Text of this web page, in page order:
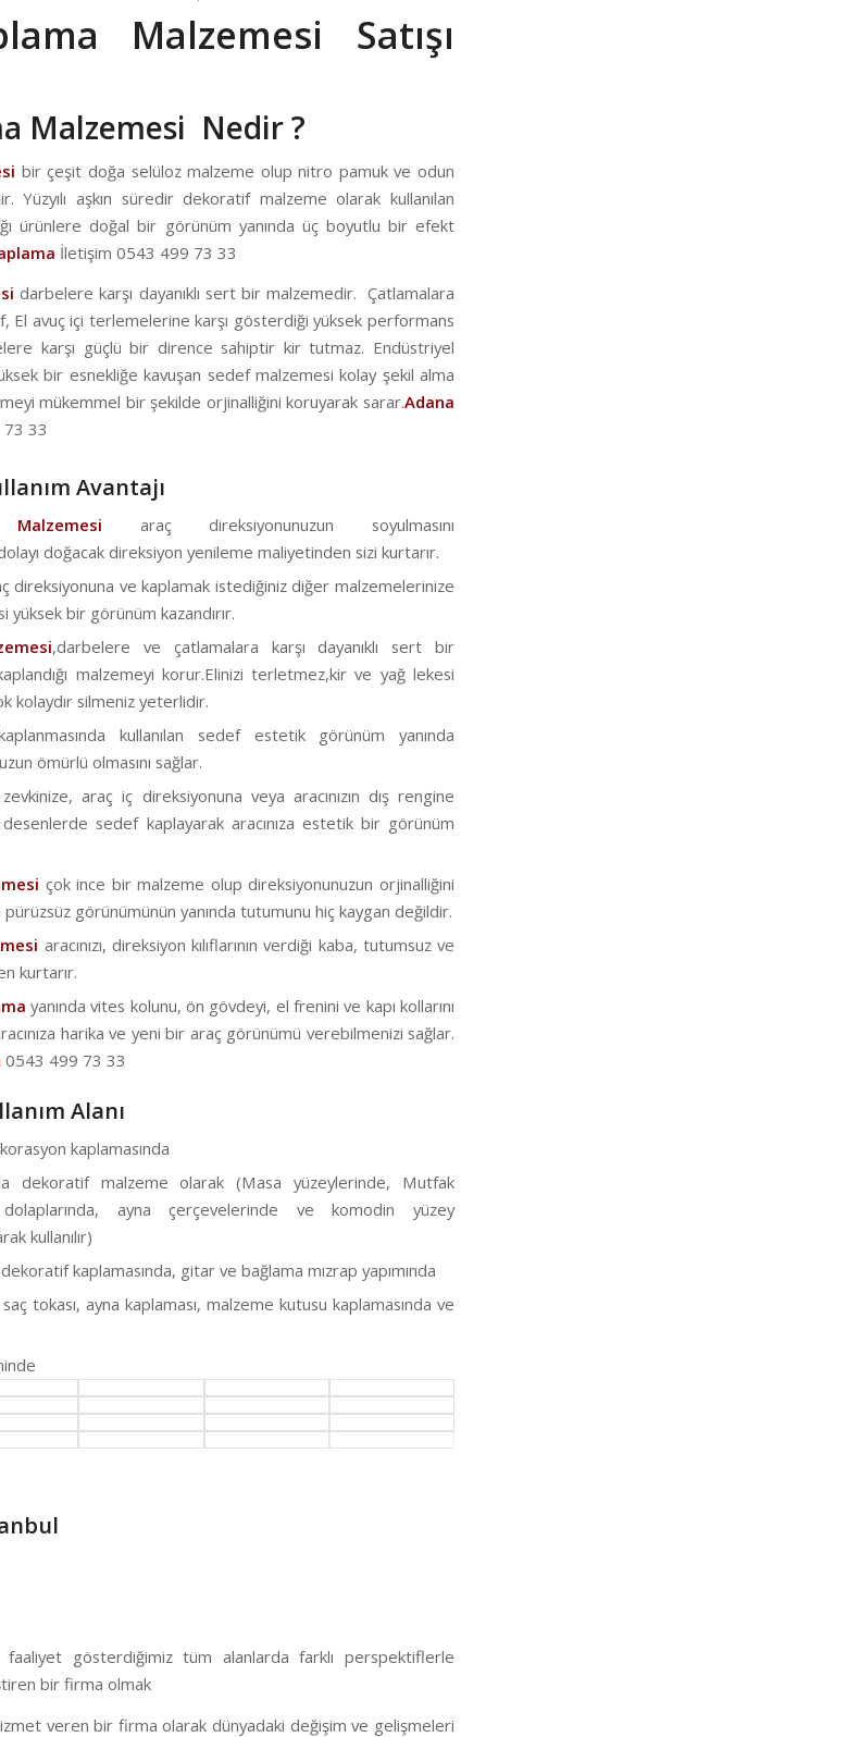
Malzemesi Satışı
Malzemesi Nedir ?
bir çeşit doğa selüloz malzeme olup nitro pamuk ve odun
Yüzyılı aşkın süredir dekoratif malzeme olarak kullanılan
ürünlere doğal bir görünüm yanında üç boyutlu bir efekt
İletişim 0543 499 73 33
darbelere karşı dayanıklı sert bir malzemedir. Çatlamalara
El avuç içi terlemelerine karşı gösterdiği yüksek performans
karşı güçlü bir dirence sahiptir kir tutmaz. Endüstriyel
bir esnekliğe kavuşan sedef malzemesi kolay şekil alma
mükemmel bir şekilde orjinalliğini koruyarak sarar.Adana
33
Avantajı
araç direksiyonunuzun soyulmasını
doğacak direksiyon yenileme maliyetinden sizi kurtarır.
direksiyonuna ve kaplamak istediğiniz diğer malzemelerinize
bir görünüm kazandırır.
,darbelere ve çatlamalara karşı dayanıklı sert bir
malzemeyi korur.Elinizi terletmez,kir ve yağ lekesi
kolaydır silmeniz yeterlidir.
kullanılan sedef estetik görünüm yanında
ömürlü olmasını sağlar.
araç iç direksiyonuna veya aracınızın dış rengine
sedef kaplayarak aracınıza estetik bir görünüm
çok ince bir malzeme olup direksiyonunuzun orjinalliğini
görünümünün yanında tutumunu hiç kaygan değildir.
aracınızı, direksiyon kılıflarının verdiği kaba, tutumsuz ve
kurtarır.
yanında vites kolunu, ön gövdeyi, el frenini ve kapı kollarını
harika ve yeni bir araç görünümü verebilmenizi sağlar.
0543 499 73 33
Alanı
kaplamasında
dekoratif malzeme olarak (Masa yüzeylerinde, Mutfak
dolaplarında, ayna çerçevelerinde ve komodin yüzey
kullanılır)
kaplamasında, gitar ve bağlama mızrap yapımında
tokası, ayna kaplaması, malzeme kutusu kaplamasında ve
faaliyet gösterdiğimiz tüm alanlarda farklı perspektiflerle
bir firma olmak
veren bir firma olarak dünyadaki değişim ve gelişmeleri